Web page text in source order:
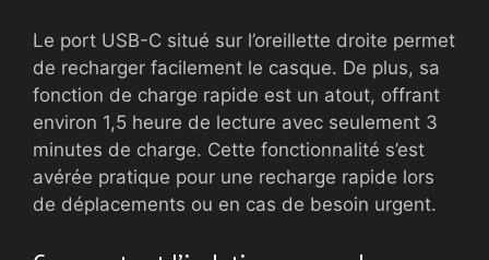
Le port USB-C situé sur l’oreillette droite permet
de recharger facilement le casque. De plus, sa
fonction de charge rapide est un atout, offrant
environ 1,5 heure de lecture avec seulement 3
minutes de charge. Cette fonctionnalité s’est
avérée pratique pour une recharge rapide lors
de déplacements ou en cas de besoin urgent.